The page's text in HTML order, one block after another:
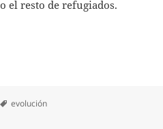
el resto de refugiados.
Etiquetas
evolución
mirada de nuestros perros: real o